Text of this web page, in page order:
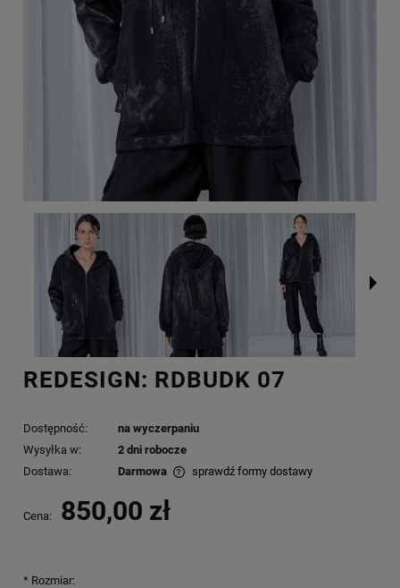
REDESIGN: RDBUDK 07
Dostępność:
na wyczerpaniu
Wysyłka w:
2 dni robocze
Dostawa:
Darmowa
sprawdź formy dostawy
Cena: 850,00 zł
* Rozmiar: